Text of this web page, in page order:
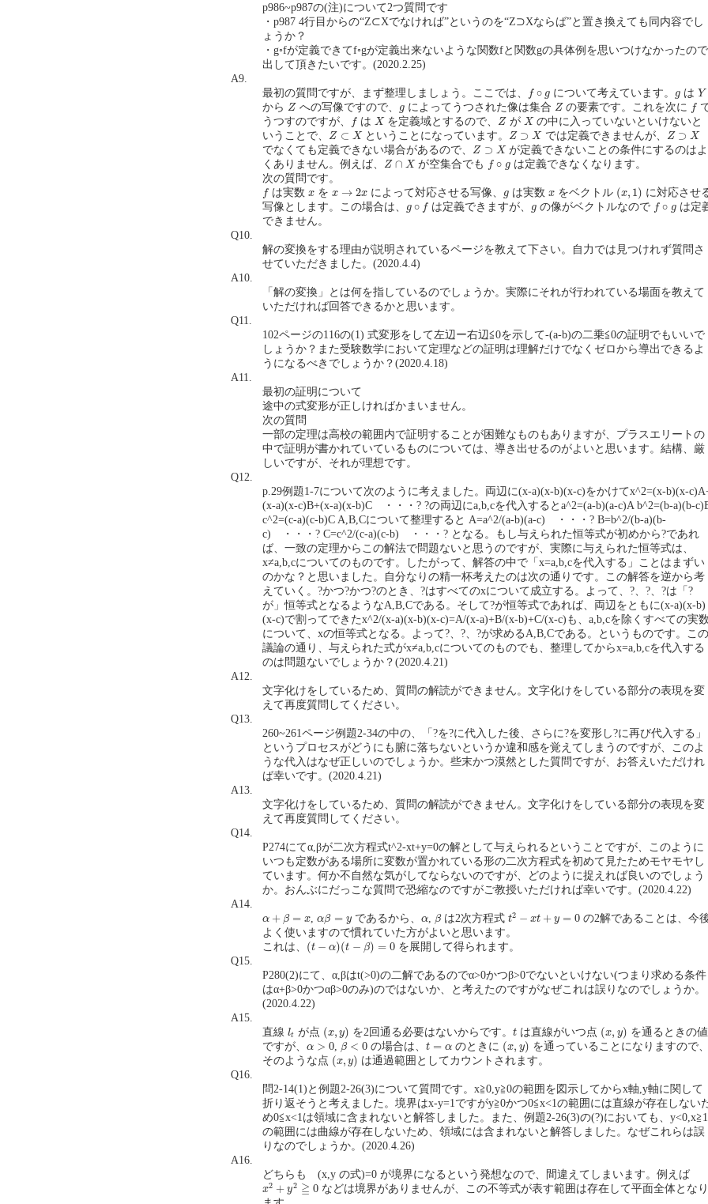
p986~p987の(注)について2つ質問です
・p987 4行目からの“Z⊂Xでなければ”というのを“Z⊃Xならば”と置き換えても同内容でし
ょうか？
・g◦fが定義できてf◦gが定義出来ないような関数fと関数gの具体例を思いつけなかったので
出して頂きたいです。(2020.2.25)
A9.
最初の質問ですが、まず整理しましょう。ここでは、
f ∘ g
f∘g について考えています。 g
g はY
Y
から Z
Zへの写像ですので、 g
gによってうつされた像は集合 Z
Zの要素です。これを次に f
f
うつすのですが、
f
fは X
Xを定義域とするので、 Z
Zが X
Xの中に入っていないといけないと
いうことで、
Z ⊂ X
Z⊂X ということになっています。 Z ⊃ X
Z⊃X では定義できませんが、 Z ⊃ X
Z⊃X
でなくても定義できない場合があるので、 Z ⊃ X
Z⊃X
が定義できないことの条件にするのはよ
くありません。例えば、
Z ∩ X
Z∩X が空集合でも f ∘ g
f∘g
は定義できなくなります。
次の質問です。
f
fは実数 x
xを x → 2x
x→ 2 x によって対応させる写像、 g
gは実数 x
xをベクトル (x, 1)
(x 1)
に対応させ
写像とします。この場合は、
g ∘ f
g ∘ は定義できますが、 g
g の像がベクトルなので f ∘ g
f∘g
は定
できません。
Q10.
解の変換をする理由が説明されているページを教えて下さい。自力では見つけれず質問さ
せていただきました。(2020.4.4)
A10.
「解の変換」とは何を指しているのでしょうか。実際にそれが行われている場面を教えて
いただければ回答できるかと思います。
Q11.
102ページの116の(1) 式変形をして左辺ー右辺≦0を示して-(a-b)の二乗≦0の証明でもいいで
しょうか？また受験数学において定理などの証明は理解だけでなくゼロから導出できるよ
うになるべきでしょうか？(2020.4.18)
A11.
最初の証明について
途中の式変形が正しければかまいません。
次の質問
一部の定理は高校の範囲内で証明することが困難なものもありますが、プラスエリートの
中で証明が書かれていているものについては、導き出せるのがよいと思います。結構、厳
しいですが、それが理想です。
Q12.
p.29例題1-7について次のように考えました。両辺に(x-a)(x-b)(x-c)をかけてx^2=(x-b)(x-
(x-a)(x-c)B+(x-a)(x-b)C ・・・? ?の両辺にa,b,cを代入するとa^2=(a-b)(a-c)A b^2=(b-a)(b-
c^2=(c-a)(c-b)C A,B,Cについて整理すると A=a^2/(a-b)(a-c) ・・・? B=b^2/(b-a)(b-
c) ・・・? C=c^2/(c-a)(c-b) ・・・? となる。もし与えられた恒等式が初めから?であれ
ば、一致の定理からこの解法で問題ないと思うのですが、実際に与えられた恒等式は、
x≠a,b,cについてのものです。したがって、解答の中で「x=a,b,cを代入する」ことはまずい
のかな？と思いました。自分なりの精一杯考えたのは次の通りです。この解答を逆から考
えていく。?かつ?かつ?のとき、?はすべてのxについて成立する。よって、?、?、?は「?
が」恒等式となるようなA,B,Cである。そして?が恒等式であれば、両辺をともに(x-a)(x-b)
(x-c)で割ってできたx^2/(x-a)(x-b)(x-c)=A/(x-a)+B/(x-b)+C/(x-c)も、a,b,cを除くすべての実数
について、xの恒等式となる。よって?、?、?が求めるA,B,Cである。というものです。この
議論の通り、与えられた式がx≠a,b,cについてのものでも、整理してからx=a,b,cを代入する
のは問題ないでしょうか？(2020.4.21)
A12.
文字化けをしているため、質問の解読ができません。文字化けをしている部分の表現を変
えて再度質問してください。
Q13.
260~261ページ例題2-34の中の、「?を?に代入した後、さらに?を変形し?に再び代入する」
というプロセスがどうにも腑に落ちないというか違和感を覚えてしまうのですが、このよ
うな代入はなぜ正しいのでしょうか。些末かつ漠然とした質問ですが、お答えいただけれ
ば幸いです。(2020.4.21)
A13.
文字化けをしているため、質問の解読ができません。文字化けをしている部分の表現を変
えて再度質問してください。
Q14.
P274にてα,βが二次方程式t^2-xt+y=0の解として与えられるということですが、このように
いつも定数がある場所に変数が置かれている形の二次方程式を初めて見たためモヤモヤし
ています。何か不自然な気がしてならないのですが、どのように捉えれば良いのでしょう
か。おんぶにだっこな質問で恐縮なのですがご教授いただければ幸いです。(2020.4.22)
A14.
α + β = x
α+ β =x ,αβ = y
αβ= であるから、 α
α, β
βは2次方程式 t2 − xt + y = 0
t2 y =
の2解であることは、今
よく使いますので慣れていた方がよいと思います。
これは、 (t − α)(t − β) = 0
(t− α −β )= 0
を展開して得られます。
Q15.
P280(2)にて、α,βはt(>0)の二解であるのでα>0かつβ>0でないといけない(つまり求める条件
はα+β>0かつαβ>0のみ)のではないか、と考えたのですがなぜこれは誤りなのでしょうか。
(2020.4.22)
A15.
直線 lt
l が点 (x, y)
(x を2回通る必要はないからです。t
t は直線がいつ点 (x, y)
(
を通るときの値
ですが、 α > 0
α>0 , β < 0
β< 0 の場合は、t = α
t= のときに (x, y)
( y)
を通っていることになりますので、
そのような点 (x, y)
( x,
は通過範囲としてカウントされます。
Q16.
問2-14(1)と例題2-26(3)について質問です。x≧0,y≧0の範囲を図示してからx軸,y軸に関して
折り返そうと考えました。境界はx-y=1ですがy≧0かつ0≦x<1の範囲には直線が存在しない
め0≦x<1は領域に含まれないと解答しました。また、例題2-26(3)の(?)においても、y<0,x≧1
の範囲には曲線が存在しないため、領域には含まれないと解答しました。なぜこれらは誤
りなのでしょうか。(2020.4.26)
A16.
どちらも (x,y の式)=0 が境界になるという発想なので、間違えてしまいます。例えば
x2 + y2 ≧ 0
x2 +y 2≧0
などは境界がありませんが、この不等式が表す範囲は存在して平面全体となり